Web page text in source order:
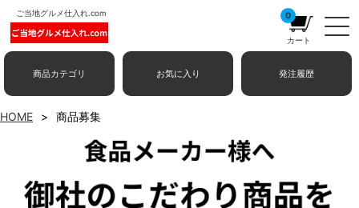
ご当地グルメ仕入れ.com 0
カート
商品カテゴリ お気に入り 発注履歴
HOME 商品募集